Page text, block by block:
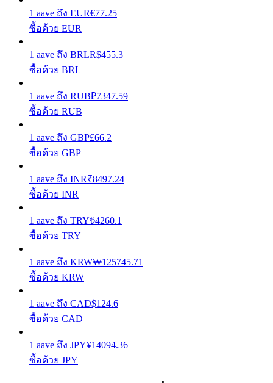
รับรางวัลการแข่งขันทุกวัน
การปักหลัก
ผลตอบแทนสูงและเข้าถึงได้ทันที
Launchpool
1 aave ถึง EUR€77.25
ซื้อด้วย EUR
1 aave ถึง BRLR$455.3
ซื้อด้วย BRL
1 aave ถึง RUB₽7347.59
ซื้อด้วย RUB
1 aave ถึง GBP£66.2
ซื้อด้วย GBP
1 aave ถึง INR₹8497.24
ซื้อด้วย INR
1 aave ถึง TRY₺4260.1
ซื้อด้วย TRY
1 aave ถึง KRW₩125745.71
ซื้อด้วย KRW
1 aave ถึง CAD$124.6
ซื้อด้วย CAD
1 aave ถึง JPY¥14094.36
ซื้อด้วย JPY